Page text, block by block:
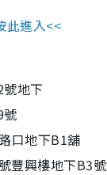
此進入<<
地下
號
口地下B1舖
豐興樓地下B3號